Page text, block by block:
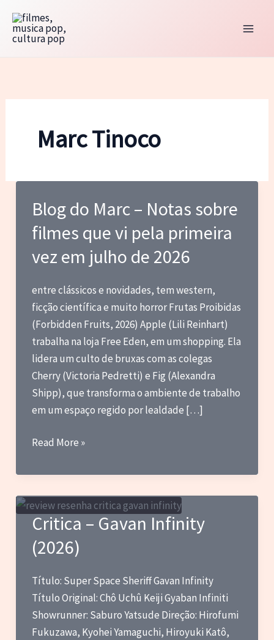
para
Marc Tinoco
Blog do Marc – Notas sobre
filmes que vi pela primeira
vez em julho de 2026
entre clássicos e novidades, tem western,
ficção científica e muito horror Frutas Proibidas
(Forbidden Fruits, 2026) Apple (Lili Reinhart)
trabalha na loja Free Eden, em um shopping. Ela
lidera um culto de bruxas com as colegas
Cherry (Victoria Pedretti) e Fig (Alexandra
Shipp), que transforma o ambiente de trabalho
em um espaço regido por lealdade […]
Blog
Marc
–
Notas
sobre
filmes
vi
pela
primeira
vez
Read More »
Critica – Gavan Infinity
(2026)
Título: Super Space Sheriff Gavan Infinity
Título Original: Chô Uchû Keiji Gyaban Infiniti
Showrunner: Saburo Yatsude Direção: Hirofumi
Fukuzawa, Kyohei Yamaguchi, Hiroyuki Katô,